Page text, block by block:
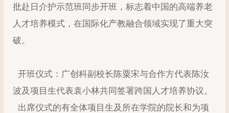
批赴日介护示范班同步开班，标志着中国的高端养老
人才培养模式，在国际化产教融合领域实现了重大突
破。
开班仪式：广创科副校长陈粟宋与合作方代表陈汝
波及项目生代表袁小林共同签署跨国人才培养协议。
出席仪式的有全体项目生及所在学院的院长和为项